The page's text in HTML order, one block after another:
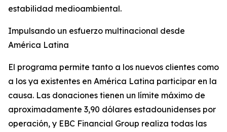
estabilidad medioambiental.
Impulsando un esfuerzo multinacional desde
América Latina
El programa permite tanto a los nuevos clientes como
a los ya existentes en América Latina participar en la
causa. Las donaciones tienen un límite máximo de
aproximadamente 3,90 dólares estadounidenses por
operación, y EBC Financial Group realiza todas las